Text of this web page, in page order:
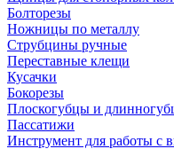
Болторезы
Ножницы по металлу
Струбцины ручные
Переставные клещи
Кусачки
Бокорезы
Плоскогубцы и
Пассатижи
Инструмент для работы с